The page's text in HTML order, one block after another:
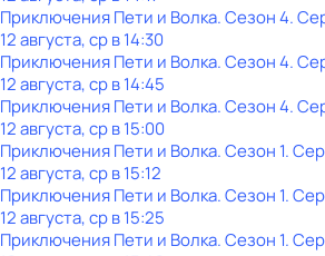
Приключения Пети и Волка. Сезон 4.
12 августа, ср в 14:30
Приключения Пети и Волка. Сезон 4.
12 августа, ср в 14:45
Приключения Пети и Волка. Сезон 4.
12 августа, ср в 15:00
Приключения Пети и Волка. Сезон 1.
12 августа, ср в 15:12
Приключения Пети и Волка. Сезон 1.
12 августа, ср в 15:25
Приключения Пети и Волка. Сезон 1.